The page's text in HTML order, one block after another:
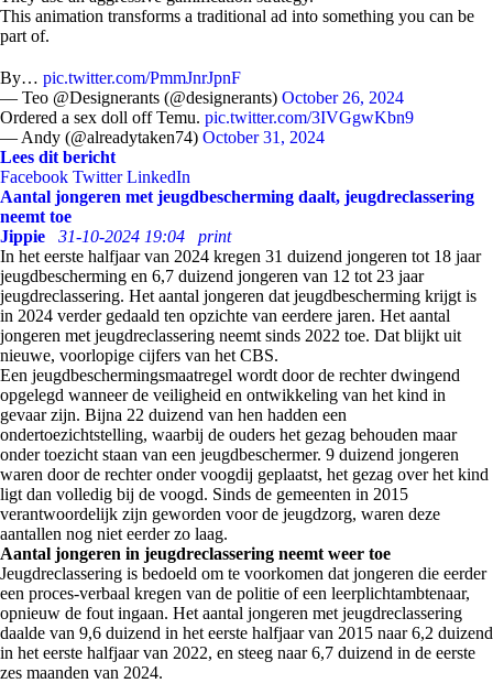
This animation transforms a traditional ad into something you can be
part of.
By… pic.twitter.com/PmmJnrJpnF
— Teo @Designerants (@designerants) October 26, 2024
Ordered a sex doll off Temu. pic.twitter.com/3IVGgwKbn9
— Andy (@alreadytaken74) October 31, 2024
Lees dit bericht
Facebook Twitter LinkedIn
Aantal jongeren met jeugdbescherming daalt, jeugdreclassering
neemt toe
Jippie
31-10-2024 19:04
print
In het eerste halfjaar van 2024 kregen 31 duizend jongeren tot 18 jaar
jeugdbescherming en 6,7 duizend jongeren van 12 tot 23 jaar
jeugdreclassering. Het aantal jongeren dat jeugdbescherming krijgt is
in 2024 verder gedaald ten opzichte van eerdere jaren. Het aantal
jongeren met jeugdreclassering neemt sinds 2022 toe. Dat blijkt uit
nieuwe, voorlopige cijfers van het CBS.
Een jeugdbeschermingsmaatregel wordt door de rechter dwingend
opgelegd wanneer de veiligheid en ontwikkeling van het kind in
gevaar zijn. Bijna 22 duizend van hen hadden een
ondertoezichtstelling, waarbij de ouders het gezag behouden maar
onder toezicht staan van een jeugdbeschermer. 9 duizend jongeren
waren door de rechter onder voogdij geplaatst, het gezag over het kind
ligt dan volledig bij de voogd. Sinds de gemeenten in 2015
verantwoordelijk zijn geworden voor de jeugdzorg, waren deze
aantallen nog niet eerder zo laag.
Aantal jongeren in jeugdreclassering neemt weer toe
Jeugdreclassering is bedoeld om te voorkomen dat jongeren die eerder
een proces-verbaal kregen van de politie of een leerplichtambtenaar,
opnieuw de fout ingaan. Het aantal jongeren met jeugdreclassering
daalde van 9,6 duizend in het eerste halfjaar van 2015 naar 6,2 duizend
in het eerste halfjaar van 2022, en steeg naar 6,7 duizend in de eerste
zes maanden van 2024.